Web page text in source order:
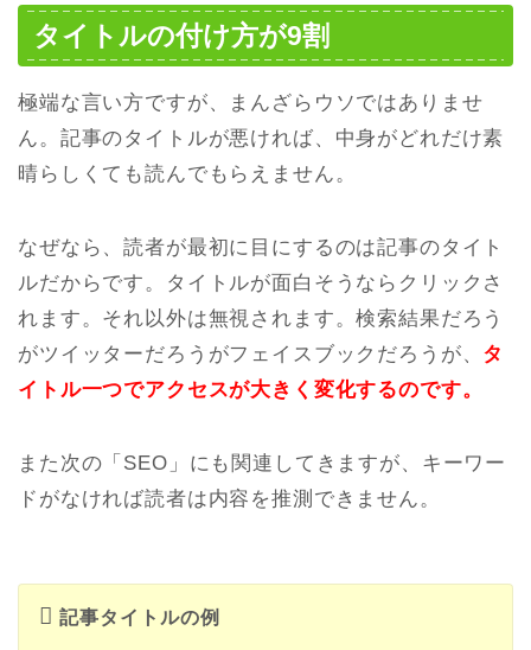
タイトルの付け方が9割
極端な言い方ですが、まんざらウソではありませ
ん。記事のタイトルが悪ければ、中身がどれだけ素
晴らしくても読んでもらえません。
なぜなら、読者が最初に目にするのは記事のタイト
ルだからです。タイトルが面白そうならクリックさ
れます。それ以外は無視されます。検索結果だろう
がツイッターだろうがフェイスブックだろうが、 タ
イトル一つでアクセスが大きく変化するのです。
また次の「SEO」にも関連してきますが、キーワー
ドがなければ読者は内容を推測できません。
記事タイトルの例